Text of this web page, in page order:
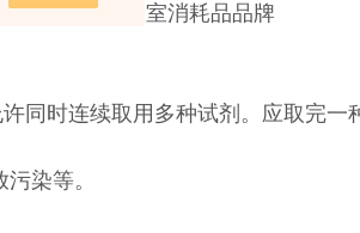
、仪器和实验室消耗品品牌
同时连续取用多种试剂。应取完一
染等。